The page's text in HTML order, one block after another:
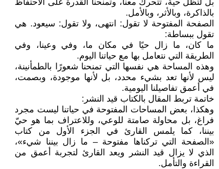
بل لتظل حية، تتحرك معنا، وتمنحنا القدرة على الاحتفاظ
بالذاكرة، وبالأثر، وبالأمل.
الصفحة المفتوحة لا تقول: انتهى، ولا تقول: سيعود. هي
تقول ببساطة:
ما كان، ما زال حيًا في مكان ما، وفي وعينا، وفي
الطريقة التي نتعامل بها مع حياتنا اليوم.
وهذه المساحة هي نفسها التي تمنحنا شعورًا بالطمأنينة،
ليس لأنها تعد بشيء محدد، بل لأنها موجودة، وبصمت،
في أعمق تفاصيلنا اليومية.
خاتمة تربط المقال بالكتاب قيد النشر:
وهكذا، بعض المساحات المفتوحة في حياتنا ليست مجرد
فراغ، بل محاولة صامتة للوعي، وللاعتراف بما هو حيّ
بيننا، كما يلمس القارئ في الجزء الأول من كتاب
«الصفحة التي تركناها مفتوحة – ما زال بيننا شيء»،
الذي لا يزال قيد النشر ويعد القارئ لتجربة أعمق من
القراءة والتأمل.